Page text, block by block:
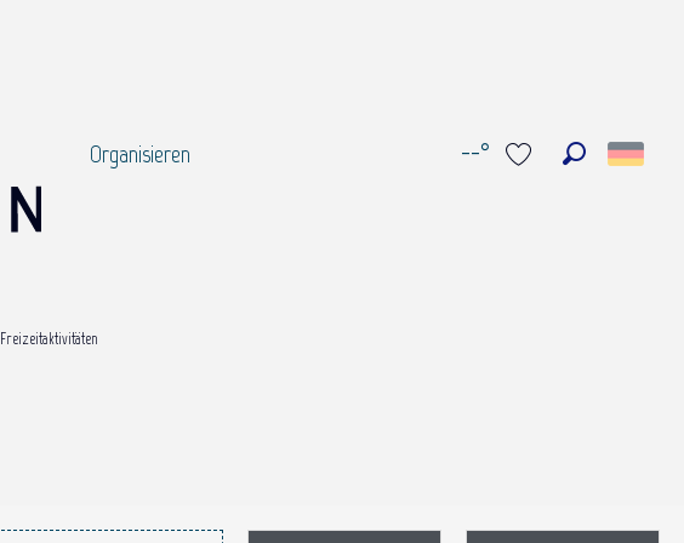
--°
Organisieren
Freizeitaktivitäten